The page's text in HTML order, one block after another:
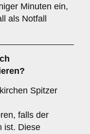
Minuten ein,
als Notfall
Spitzer
falls der
ist. Diese